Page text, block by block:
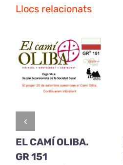
Llocs relacionats
EL CAMÍ OLIBA.
GR 151